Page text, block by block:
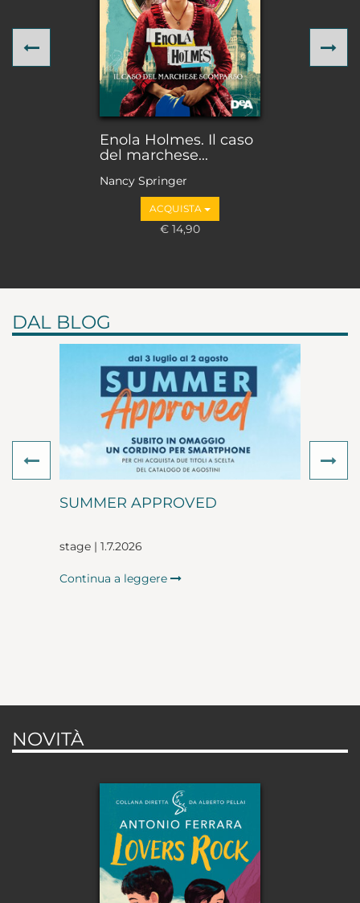
Enola Holmes. Il caso
del marchese...
Nancy Springer
ACQUISTA
€ 14,90
Previous
DAL BLOG
SUMMER APPROVED
stage | 1.7.2026
Continua a leggere
Previous
NOVITÀ